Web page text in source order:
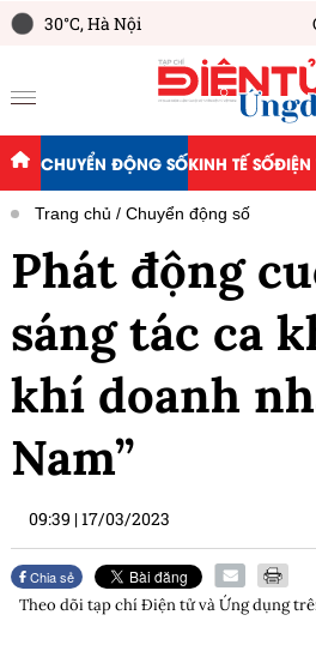
30°C,Hà Nội
CHUYỂN ĐỘNG SỐKINH TẾ SỐĐIỆN
Trang chủ Chuyển động số
Phát động
sáng tác ca
khí doanh
Nam”
09:39 |17/03/2023
Chia sẻ
Theo dõi tạp chíĐiện tử và Ứng dụng